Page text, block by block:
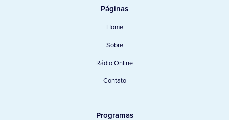
Páginas
Home
Sobre
Rádio Online
Contato
Programas